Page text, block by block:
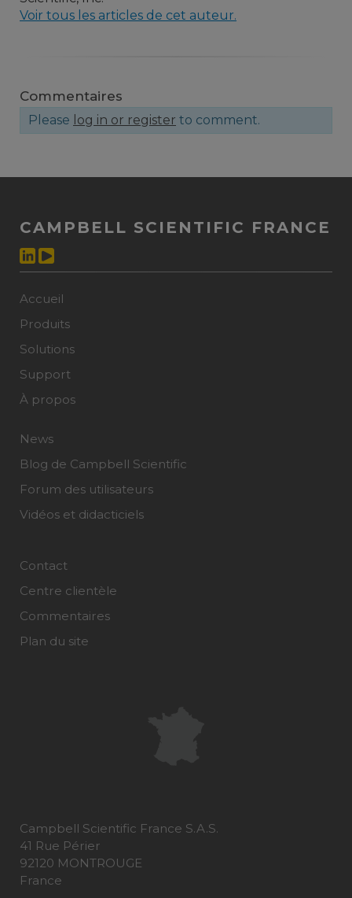
Voir tous les articles de cet auteur.
Commentaires
Please log in or register to comment.
CAMPBELL SCIENTIFIC FRANCE
Accueil
Produits
Solutions
Support
À propos
News
Blog de Campbell Scientific
Forum des utilisateurs
Vidéos et didacticiels
Contact
Centre clientèle
Commentaires
Plan du site
Campbell Scientific France S.A.S.
41 Rue Périer
92120 MONTROUGE
France